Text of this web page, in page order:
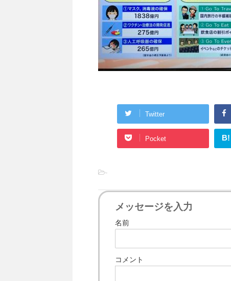
Twitter
Pocket B!
-
メッセージを入力
名前
コメント